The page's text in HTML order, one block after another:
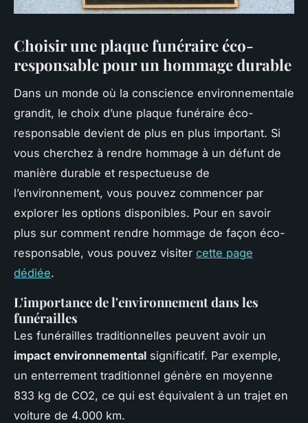
Choisir une plaque funéraire éco-
responsable pour un hommage durable
Dans un monde où la conscience environnementale
grandit, le choix d’une plaque funéraire éco-
responsable devient de plus en plus important. Si
vous cherchez à rendre hommage à un défunt de
manière durable et respectueuse de
l’environnement, vous pouvez commencer par
explorer les options disponibles. Pour en savoir
plus sur comment rendre hommage de façon éco-
responsable, vous pouvez visiter cette page
dédiée.
L'importance de l'environnement dans les
funérailles
Les funérailles traditionnelles peuvent avoir un
impact environnemental significatif. Par exemple,
un enterrement traditionnel génère en moyenne
833 kg de CO2, ce qui est équivalent à un trajet en
voiture de 4.000 km.